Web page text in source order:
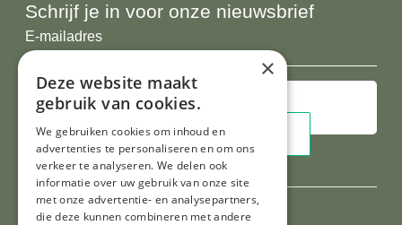
Schrijf je in voor onze nieuwsbrief
E-
mailadres
×
Deze website maakt
gebruik van cookies.
We gebruiken cookies om inhoud en
advertenties te personaliseren en om ons
verkeer te analyseren. We delen ook
informatie over uw gebruik van onze site
met onze advertentie- en analysepartners,
die deze kunnen combineren met andere